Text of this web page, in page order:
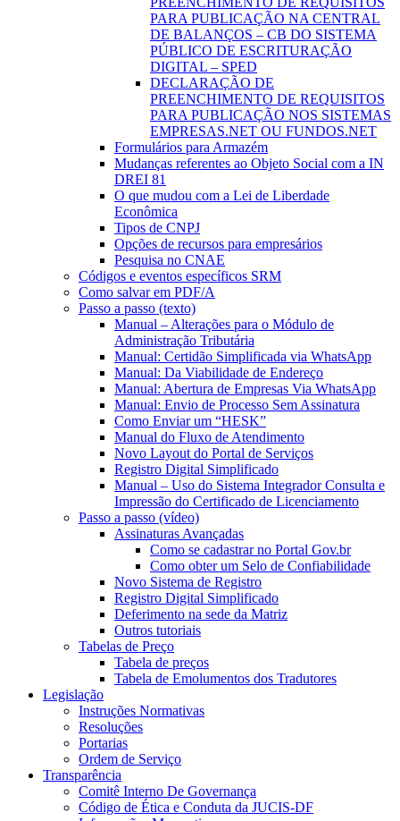
PARA PUBLICAÇÃO NA CENTRAL
DE BALANÇOS – CB DO SISTEMA
PÚBLICO DE ESCRITURAÇÃO
DIGITAL – SPED
DECLARAÇÃO DE
PREENCHIMENTO DE REQUISITOS
PARA PUBLICAÇÃO NOS SISTEMAS
EMPRESAS.NET OU FUNDOS.NET
Formulários para Armazém
Mudanças referentes ao Objeto Social com a IN
DREI 81
O que mudou com a Lei de Liberdade
Econômica
Tipos de CNPJ
Opções de recursos para empresários
Pesquisa no CNAE
Códigos e eventos específicos SRM
Como salvar em PDF/A
Passo a passo (texto)
Manual – Alterações para o Módulo de
Administração Tributária
Manual: Certidão Simplificada via WhatsApp
Manual: Da Viabilidade de Endereço
Manual: Abertura de Empresas Via WhatsApp
Manual: Envio de Processo Sem Assinatura
Como Enviar um “HESK”
Manual do Fluxo de Atendimento
Novo Layout do Portal de Serviços
Registro Digital Simplificado
Manual – Uso do Sistema Integrador Consulta e
Impressão do Certificado de Licenciamento
Passo a passo (vídeo)
Assinaturas Avançadas
Como se cadastrar no Portal Gov.br
Como obter um Selo de Confiabilidade
Novo Sistema de Registro
Registro Digital Simplificado
Deferimento na sede da Matriz
Outros tutoriais
Tabelas de Preço
Tabela de preços
Tabela de Emolumentos dos Tradutores
Legislação
Instruções Normativas
Resoluções
Portarias
Ordem de Serviço
Transparência
Comitê Interno De Governança
Código de Ética e Conduta da JUCIS-DF